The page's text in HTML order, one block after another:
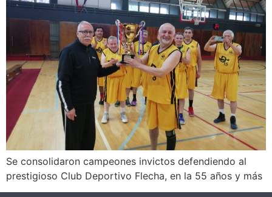
Se consolidaron campeones invictos defendiendo al
prestigioso Club Deportivo Flecha, en la 55 años y más